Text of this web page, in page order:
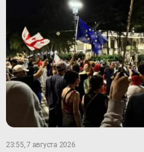
23:55, 7 августа 2026